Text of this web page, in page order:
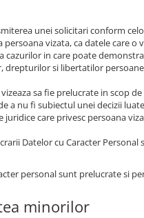
unei solicitari conform
vizata, ca datele care o
in care poate
drepturilor si libertatilor
sa fie prelucrate in scop
a nu fi subiectul unei decizii
care privesc persoana
Datelor cu Caracter
personal sunt prelucrate si
minorilor